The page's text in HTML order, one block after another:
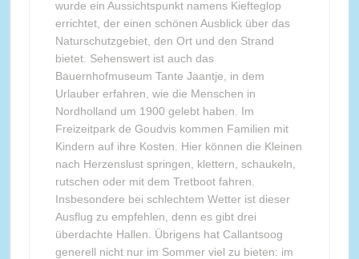
wurde ein Aussichtspunkt namens Kiefteglop
errichtet, der einen schönen Ausblick über das
Naturschutzgebiet, den Ort und den Strand
bietet. Sehenswert ist auch das
Bauernhofmuseum Tante Jaantje, in dem
Urlauber erfahren, wie die Menschen in
Nordholland um 1900 gelebt haben. Im
Freizeitpark de Goudvis kommen Familien mit
Kindern auf ihre Kosten. Hier können die Kleinen
nach Herzenslust springen, klettern, schaukeln,
rutschen oder mit dem Tretboot fahren.
Insbesondere bei schlechtem Wetter ist dieser
Ausflug zu empfehlen, denn es gibt drei
überdachte Hallen. Übrigens hat Callantsoog
generell nicht nur im Sommer viel zu bieten: im